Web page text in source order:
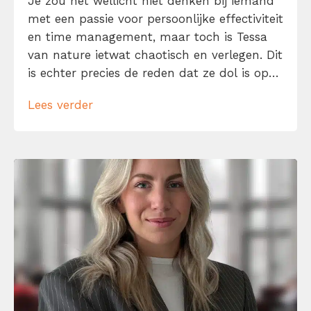
met een passie voor persoonlijke effectiviteit
en time management, maar toch is Tessa
van nature ietwat chaotisch en verlegen. Dit
is echter precies de reden dat ze dol is op
ontwikkeling. Als iets moeilijk of spannend
Lees verder